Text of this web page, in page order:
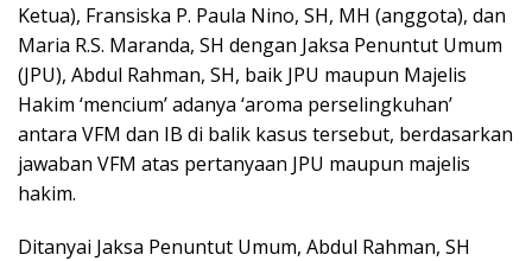
Ketua), Fransiska P. Paula Nino, SH, MH (anggota), dan
Maria R.S. Maranda, SH dengan Jaksa Penuntut Umum
(JPU), Abdul Rahman, SH, baik JPU maupun Majelis
Hakim ‘mencium’ adanya ‘aroma perselingkuhan’
antara VFM dan IB di balik kasus tersebut, berdasarkan
jawaban VFM atas pertanyaan JPU maupun majelis
hakim.
Ditanyai Jaksa Penuntut Umum, Abdul Rahman, SH